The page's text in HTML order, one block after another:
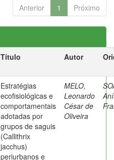
Anterior 1 Próximo
Título Autor
Estratégias
ecofisiológicas e
comportamentais
adotadas por
grupos de saguis
(Callithrix
jacchus)
periurbanos e
MELO,
Leonardo
César de
Oliveira